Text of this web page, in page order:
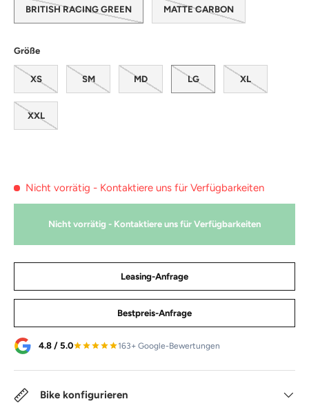
BRITISH RACING GREEN MATTE CARBON
Größe
XS SM MD LG XL
XXL
Nicht vorrätig - Kontaktiere uns für Verfügbarkeiten
Nicht vorrätig - Kontaktiere uns für Verfügbarkeiten
Leasing-Anfrage
Bestpreis-Anfrage
4.8 / 5.0 163+ Google-Bewertungen
Bike konfigurieren